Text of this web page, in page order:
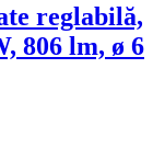
reglabilă,
806 lm, ø 6